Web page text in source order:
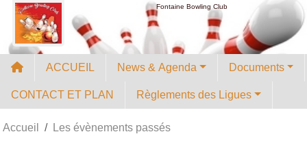
Fontaine Bowling Club
ACCUEIL News & Agenda Documents
CONTACT ET PLAN Règlements des Ligues
Accueil Les évènements passés
Panneau de gestion des cookies